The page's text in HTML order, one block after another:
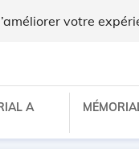
votre
A